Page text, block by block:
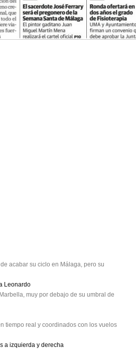
acabar su ciclo en Málaga, pero su
Leonardo
muy por debajo de su umbral de
tiempo real y coordinados con los vuelos
a izquierda y derecha